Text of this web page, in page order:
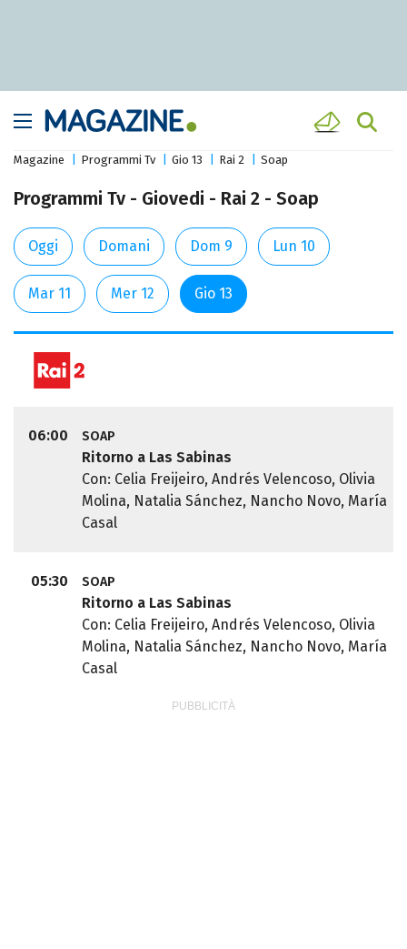
Magazine Programmi Tv Gio 13 Rai 2 Soap
Programmi Tv - Giovedi - Rai 2 - Soap
Oggi Domani Dom 9 Lun 10
Mar 11 Mer 12 Gio 13
06:00 SOAP
Ritorno a Las Sabinas
Con: Celia Freijeiro, Andrés Velencoso, Olivia
Molina, Natalia Sánchez, Nancho Novo, María
Casal
05:30 SOAP
Ritorno a Las Sabinas
Con: Celia Freijeiro, Andrés Velencoso, Olivia
Molina, Natalia Sánchez, Nancho Novo, María
Casal